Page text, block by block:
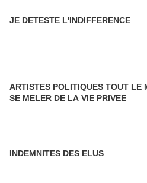
JE DETESTE L'INDIFFERENCE
ARTISTES POLITIQUES TOUT LE
SE MELER DE LA VIE PRIVEE
INDEMNITES DES ELUS